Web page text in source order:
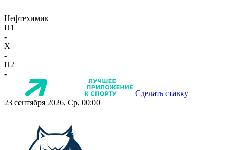
Нефтехимик
П1
-
X
-
П2
-
Сделать ставку
23 сентября 2026, Ср, 00:00